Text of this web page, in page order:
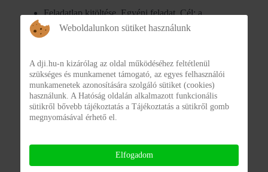
Feladatlap kitöltése. Egyéni feladat. Cél: a
kiegészítendő mondatok befejezése segít
ismeretlen csoportba kerülnek. Tisztázni a csoporthoz
tartozáshoz, a közös munkához kapcsolódó
érzéseiket, hozzáállásukat. Egy-egy válasz
Négyzet kirakó. Csoportos feladat. Cél: olyan közös
problémamegoldás, ahol nincs dominancia. A
Weboldalunkon sütiket használunk
A dji.hu-n kizárólag az oldal működéséhez feltétlenül
szükséges és munkamenet támogató, az egyes felhasználói
munkamenetek azonosítására szolgáló sütiket (cookies)
használunk. A Hatóság oldalán alkalmazott funkcionális
sütikről bővebb tájékoztatás a Tájékoztatás a sütikről gomb
megnyomásával érhető el.
Elfogadom